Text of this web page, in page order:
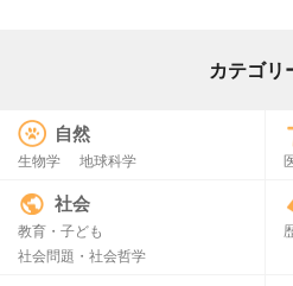
カテゴリ
自然
生物学 地球科学
社会
教育・子ども
社会問題・社会哲学